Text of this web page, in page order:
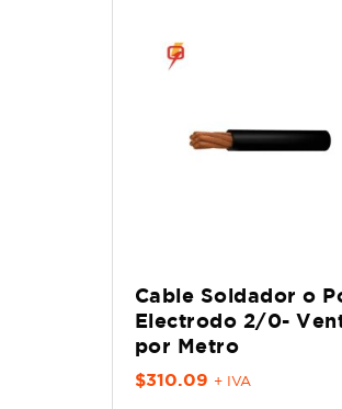
Cable Soldador o
Electrodo 2/0-
por Metro
$310.09 + IVA